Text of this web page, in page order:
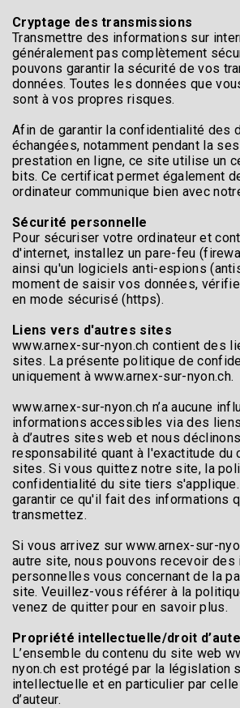
Cryptage des transmissions
Transmettre des informations sur
généralement pas complètement
pouvons garantir la sécurité de vos
données. Toutes les données que
sont à vos propres risques.
Afin de garantir la confidentialité des
échangées, notamment pendant la
prestation en ligne, ce site utilise un
bits. Ce certificat permet également
ordinateur communique bien avec
Sécurité personnelle
Pour sécuriser votre ordinateur et
d'internet, installez un pare-feu
ainsi qu'un logiciels anti-espions
moment de saisir vos données,
en mode sécurisé (https).
Liens vers d'autres sites
www.arnex-sur-nyon.ch contient des
sites. La présente politique de
uniquement à www.arnex-sur-nyon.ch.
www.arnex-sur-nyon.ch n’a aucune
informations accessibles via des
à d’autres sites web et nous
responsabilité quant à l'exactitude du
sites. Si vous quittez notre site, la
confidentialité du site tiers
garantir ce qu'il fait des informations
transmettez.
Si vous arrivez sur www.arnex-sur-
autre site, nous pouvons recevoir des
personnelles vous concernant de la
site. Veuillez-vous référer à la
venez de quitter pour en savoir plus.
Propriété intellectuelle/droit
L’ensemble du contenu du site web
nyon.ch est protégé par la législation
intellectuelle et en particulier par
d’auteur.